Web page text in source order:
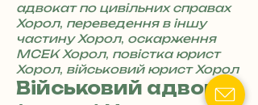
адвокат по цивільних справах
Хорол, переведення в іншу
частину Хорол, оскарження
МСЕК Хорол, повістка юрист
Хорол, військовий юрист Хорол
Військовий адвокат